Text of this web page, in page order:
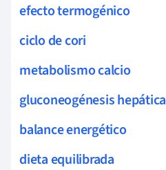
efecto termogénico
ciclo de cori
metabolismo calcio
gluconeogénesis hepática
balance energético
dieta equilibrada